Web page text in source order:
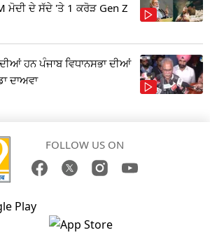
ਮੋਦੀ ਦੇ ਸੱਦੇ 'ਤੇ 1 ਕਰੋੜ Gen Z
ਹਨ ਪੰਜਾਬ ਵਿਧਾਨਸਭਾ ਦੀਆਂ
ਦਾਅਵਾ
FOLLOW US ON